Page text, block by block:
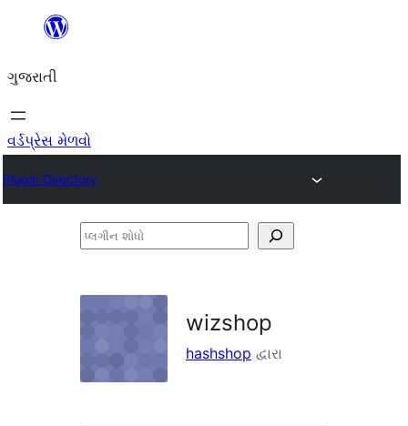
કંટેન્ટ(લખાણ)
જાઓ
ગુજરાતી
વર્ડપ્રેસ મેળવો
Plugin Directory
પ્લગીન
wizshop
hashshop દ્વારા